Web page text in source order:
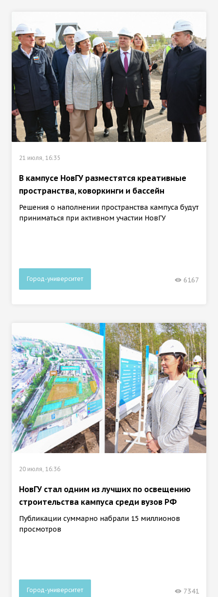
21 июля, 16:35
В кампусе НовГУ разместятся креативные
пространства, коворкинги и бассейн
Решения о наполнении пространства кампуса будут
приниматься при активном участии НовГУ
Город-университет 6167
20 июля, 16:36
НовГУ стал одним из лучших по освещению
строительства кампуса среди вузов РФ
Публикации суммарно набрали 15 миллионов
просмотров
Город-университет 7341